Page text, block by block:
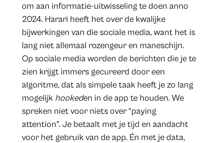
om aan informatie-uitwisseling te doen anno
2024. Harari heeft het over de kwalijke
bijwerkingen van die sociale media, want het is
lang niet allemaal rozengeur en maneschijn.
Op sociale media worden de berichten die je te
zien krijgt immers gecureerd door een
algoritme, dat als simpele taak heeft je zo lang
mogelijk hookeden in de app te houden. We
spreken niet voor niets over “paying
attention”. Je betaalt met je tijd en aandacht
voor het gebruik van de app. Én met je data,